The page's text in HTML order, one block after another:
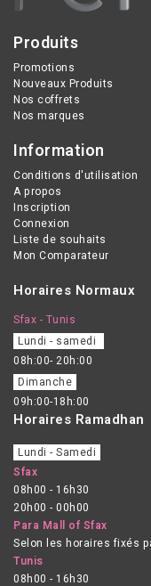
Produits
Promotions
Nouveaux Produits
Nos coffrets
Nos marques
Information
Conditions d'utilisation
A propos
Inscription
Connexion
Liste de souhaits
Mon Comparateur
Horaires Normaux
Sfax - Tunis
Lundi - samedi
08h:00- 20h:00
Dimanche
09h:00-18h:00
Horaires Ramadhan
Lundi - Samedi
Sfax
08h00 - 16h30
20h00 - 00h00
Para Mall of Sfax
Selon les horaires fixés
Tunis
08h00 - 16h30